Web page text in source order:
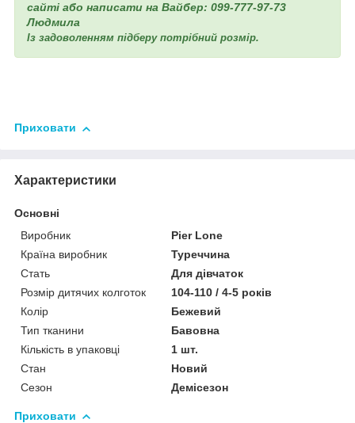
сайті або написати на Вайбер: 099-777-97-73
Людмила
Із задоволенням підберу потрібний розмір.
Приховати
Характеристики
Основні
Виробник
Pier Lone
Країна виробник
Туреччина
Стать
Для дівчаток
Розмір дитячих колготок
104-110 / 4-5 років
Колір
Бежевий
Тип тканини
Бавовна
Кількість в упаковці
1 шт.
Стан
Новий
Сезон
Демісезон
Приховати